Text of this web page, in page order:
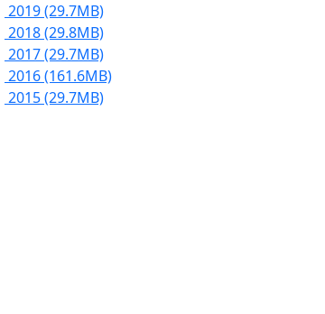
2019(29.7MB)
2018(29.8MB)
2017(29.7MB)
2016(161.6MB)
2015(29.7MB)